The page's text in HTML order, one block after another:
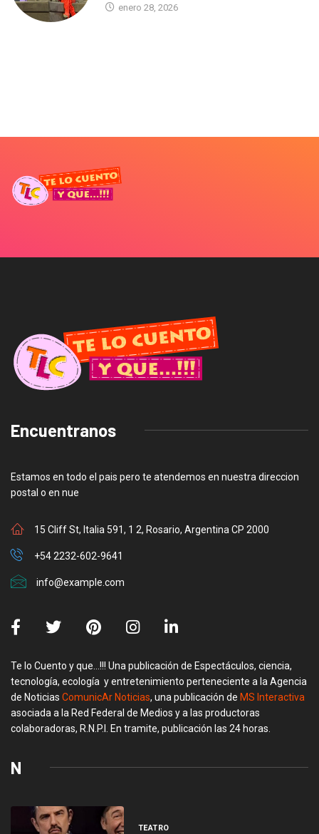
enero 28, 2026
Encuentranos
Estamos en todo el pais pero te atendemos en nuestra direccion
postal o en nue
15 Cliff St, Italia 591, 1 2, Rosario, Argentina CP 2000
+54 2232-602-9641
info@example.com
Te lo Cuento y que…!!! Una publicación de Espectáculos, ciencia,
tecnología, ecología y entretenimiento perteneciente a la Agencia
de Noticias ComunicAr Noticias, una publicación de MS Interactiva
asociada a la Red Federal de Medios y a las productoras
colaboradoras, R.N.P.I. En tramite, publicación las 24 horas.
N
TEATRO